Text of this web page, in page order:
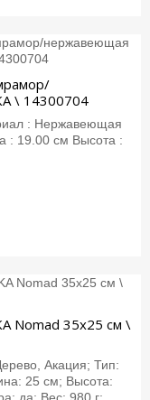
\ 14300704
: Нержавеющая
: 19.00 см Высота :
Nomad 35x25 см \
Акация; Тип:
25 см; Высота:
да; Вес: 980 г;